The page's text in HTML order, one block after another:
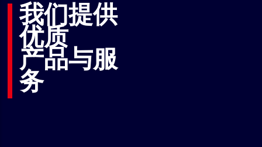
我们提供
优质
产品与服
务